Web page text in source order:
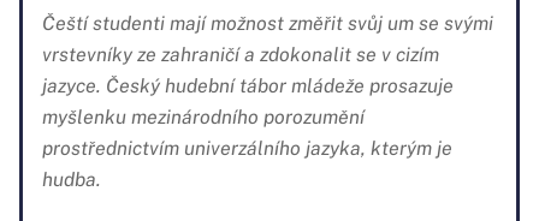
Čeští studenti mají možnost změřit svůj um se svými
vrstevníky ze zahraničí a zdokonalit se v cizím
jazyce. Český hudební tábor mládeže prosazuje
myšlenku mezinárodního porozumění
prostřednictvím univerzálního jazyka, kterým je
hudba.